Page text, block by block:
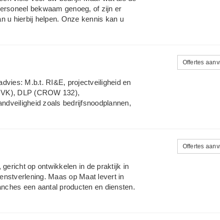
bekwaam genoeg, of zijn er
u hierbij helpen. Onze kennis kan u
kiezen. Dit kan op verschillende
M.b.t. RI&E, projectveiligheid en
DLP (CROW 132),
zoals bedrijfsnoodplannen,
BHV, EHBO, AED, LPEV, VCA,
Offertes
op ontwikkelen in de praktijk in
Maas op Maat levert in
een aantal producten en diensten.
van de arbeidsmarkt, implementeren
Offertes